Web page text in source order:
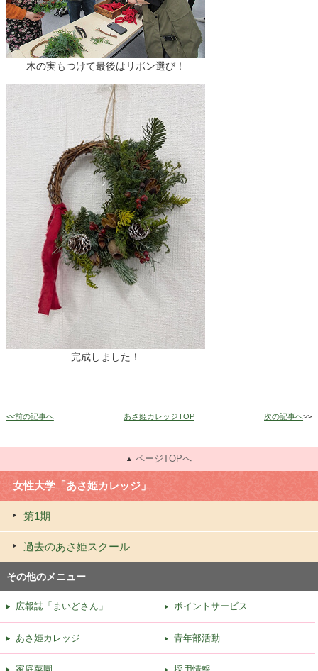
木の実もつけて最後はリボン選び！
完成しました！
<<前の記事へ あさ姫カレッジTOP 次の記事へ>>
ページTOPへ
女性大学「あさ姫カレッジ」
第1期
過去のあさ姫スクール
その他のメニュー
広報誌「まいどさん」 ポイントサービス
あさ姫カレッジ 青年部活動